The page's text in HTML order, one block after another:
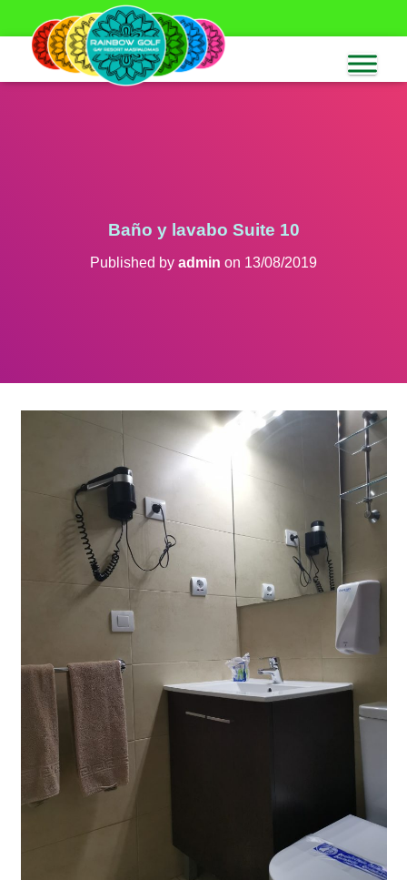
Baño y lavabo Suite 10
Published by admin on 13/08/2019